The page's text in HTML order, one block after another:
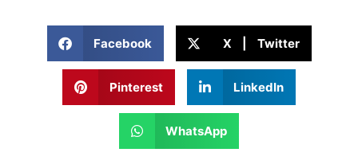
Facebook X | Twitter
Pinterest LinkedIn
WhatsApp